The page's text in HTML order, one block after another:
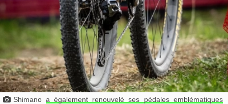
Shimano a également renouvelé ses pédales emblématiques